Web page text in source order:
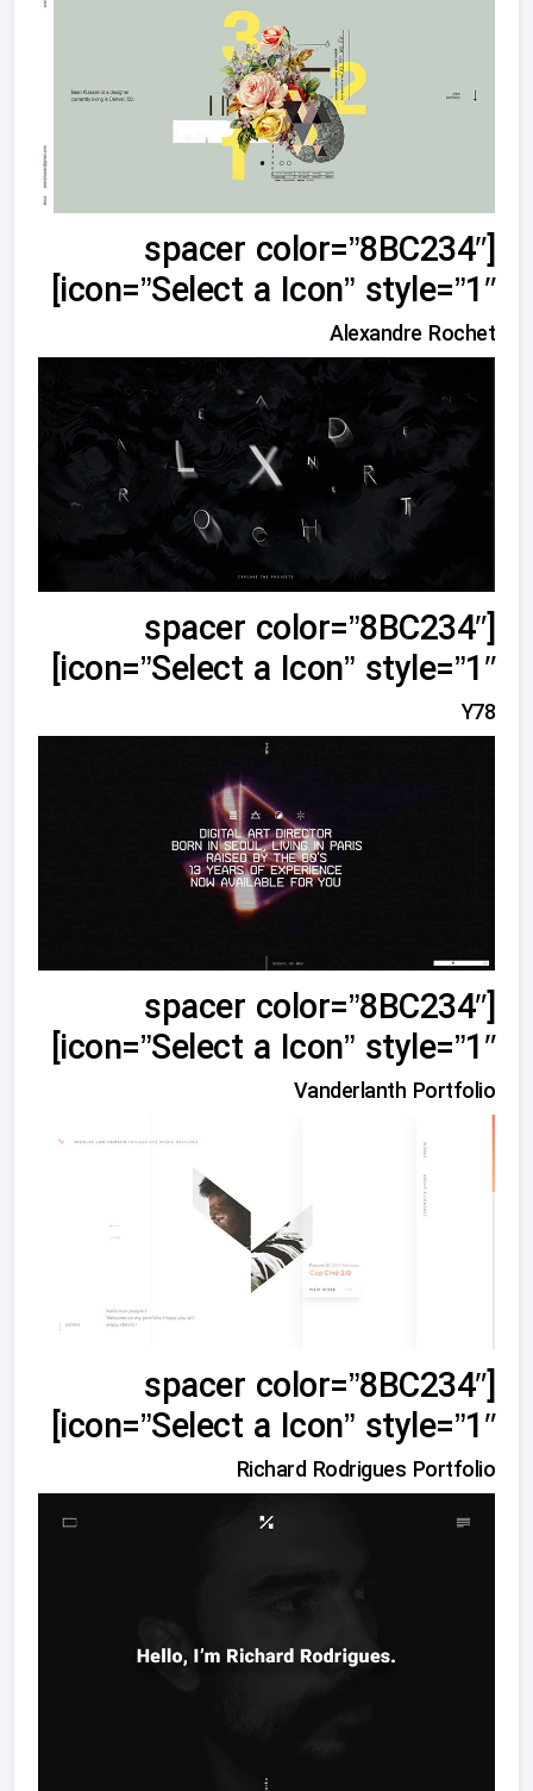
[spacer color=”8BC234″
icon=”Select a Icon” style=”1″]
Alexandre Rochet
[spacer color=”8BC234″
icon=”Select a Icon” style=”1″]
Y78
[spacer color=”8BC234″
icon=”Select a Icon” style=”1″]
Vanderlanth Portfolio
[spacer color=”8BC234″
icon=”Select a Icon” style=”1″]
Richard Rodrigues Portfolio